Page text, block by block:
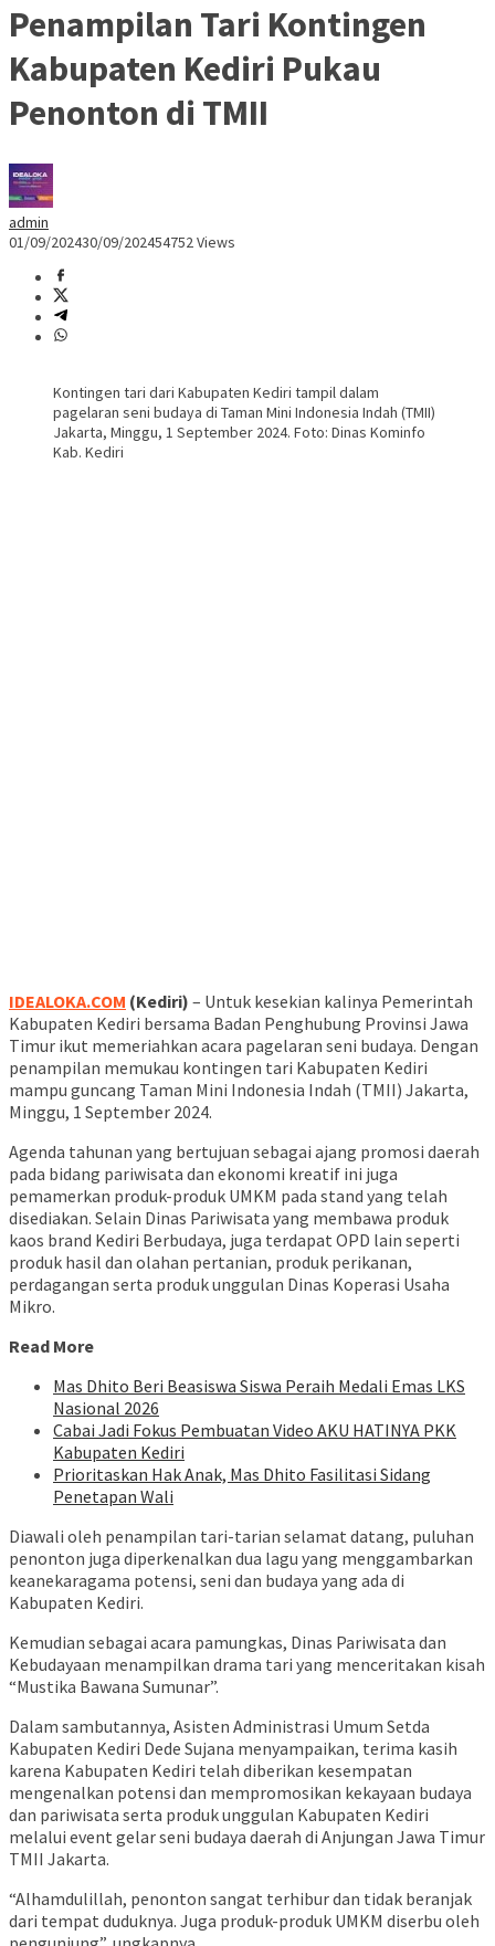
Penampilan Tari Kontingen
Kabupaten Kediri Pukau
Penonton di TMII
admin
01/09/202430/09/202454752 Views
Kontingen tari dari Kabupaten Kediri tampil dalam
pagelaran seni budaya di Taman Mini Indonesia Indah (TMII)
Jakarta, Minggu, 1 September 2024. Foto: Dinas Kominfo
Kab. Kediri
IDEALOKA.COM (Kediri) – Untuk kesekian kalinya Pemerintah
Kabupaten Kediri bersama Badan Penghubung Provinsi Jawa
Timur ikut memeriahkan acara pagelaran seni budaya. Dengan
penampilan memukau kontingen tari Kabupaten Kediri
mampu guncang Taman Mini Indonesia Indah (TMII) Jakarta,
Minggu, 1 September 2024.
Agenda tahunan yang bertujuan sebagai ajang promosi daerah
pada bidang pariwisata dan ekonomi kreatif ini juga
pemamerkan produk-produk UMKM pada stand yang telah
disediakan. Selain Dinas Pariwisata yang membawa produk
kaos brand Kediri Berbudaya, juga terdapat OPD lain seperti
produk hasil dan olahan pertanian, produk perikanan,
perdagangan serta produk unggulan Dinas Koperasi Usaha
Mikro.
Read More
Mas Dhito Beri Beasiswa Siswa Peraih Medali Emas LKS
Nasional 2026
Cabai Jadi Fokus Pembuatan Video AKU HATINYA PKK
Kabupaten Kediri
Prioritaskan Hak Anak, Mas Dhito Fasilitasi Sidang
Penetapan Wali
Diawali oleh penampilan tari-tarian selamat datang, puluhan
penonton juga diperkenalkan dua lagu yang menggambarkan
keanekaragama potensi, seni dan budaya yang ada di
Kabupaten Kediri.
Kemudian sebagai acara pamungkas, Dinas Pariwisata dan
Kebudayaan menampilkan drama tari yang menceritakan kisah
“Mustika Bawana Sumunar”.
Dalam sambutannya, Asisten Administrasi Umum Setda
Kabupaten Kediri Dede Sujana menyampaikan, terima kasih
karena Kabupaten Kediri telah diberikan kesempatan
mengenalkan potensi dan mempromosikan kekayaan budaya
dan pariwisata serta produk unggulan Kabupaten Kediri
melalui event gelar seni budaya daerah di Anjungan Jawa Timur
TMII Jakarta.
“Alhamdulillah, penonton sangat terhibur dan tidak beranjak
dari tempat duduknya. Juga produk-produk UMKM diserbu oleh